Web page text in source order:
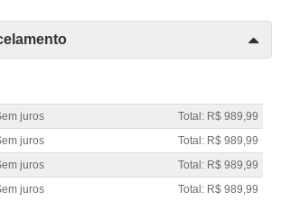
juros
Total: R$ 989,99
juros
Total: R$ 989,99
juros
Total: R$ 989,99
juros
Total: R$ 989,99